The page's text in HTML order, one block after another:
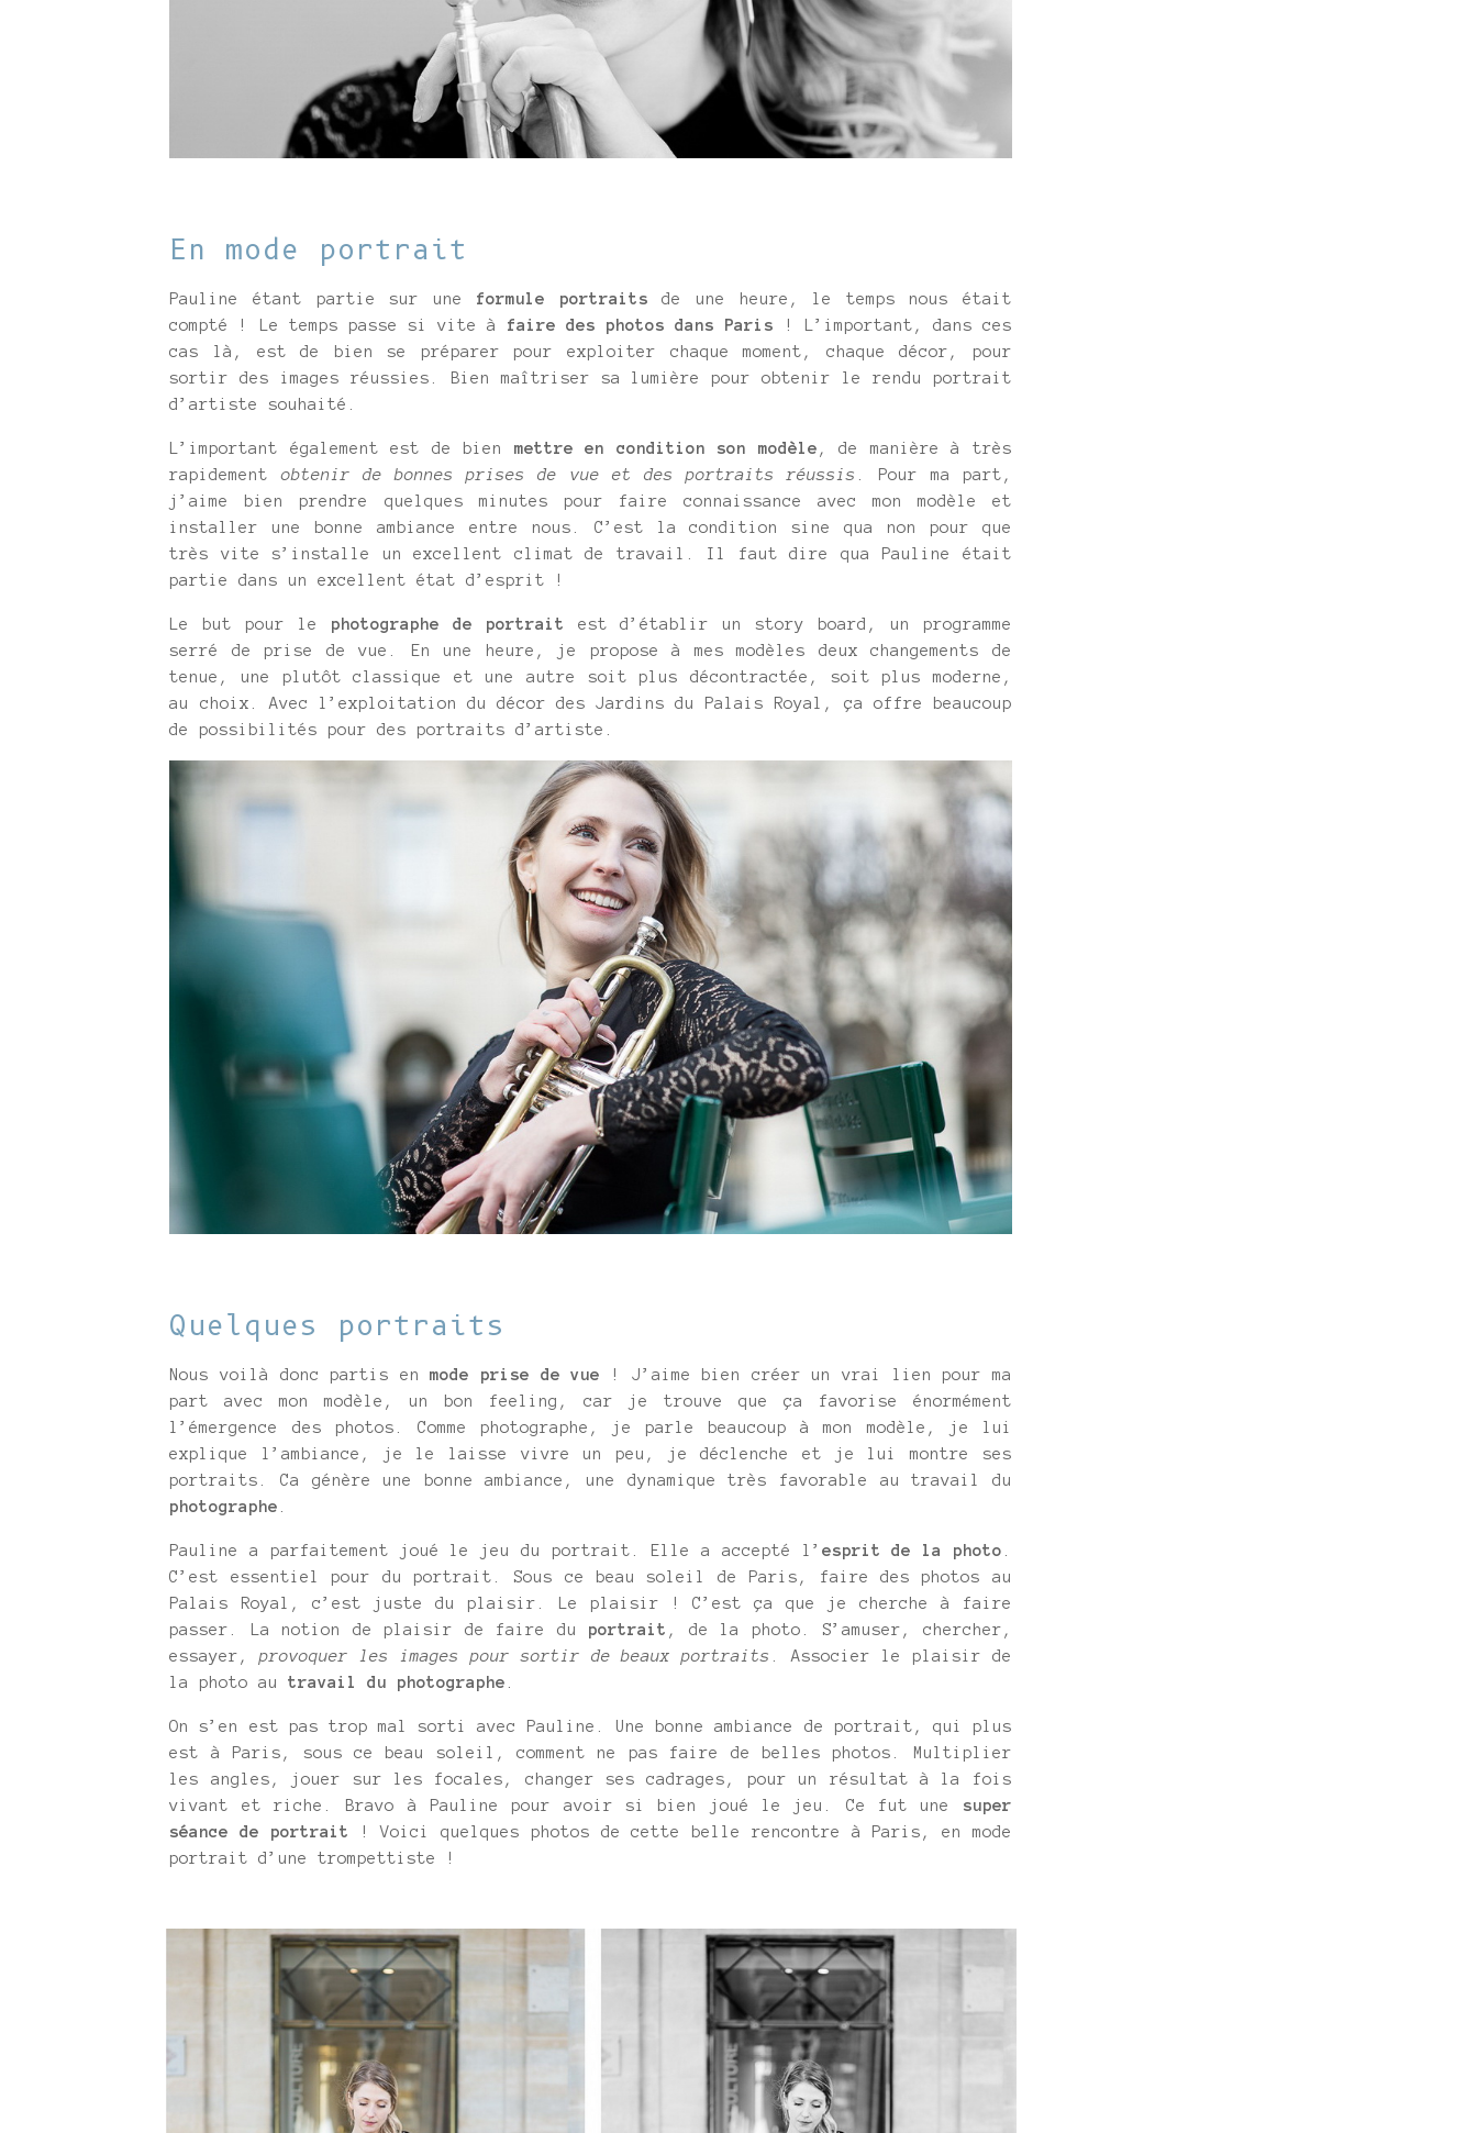
En mode portrait
Pauline étant partie sur une formule portraits de une heure, le temps nous était
compté ! Le temps passe si vite à faire des photos dans Paris ! L’important, dans ces
cas là, est de bien se préparer pour exploiter chaque moment, chaque décor, pour
sortir des images réussies. Bien maîtriser sa lumière pour obtenir le rendu portrait
d’artiste souhaité.
L’important également est de bien mettre en condition son modèle , de manière à très
rapidementobtenir de bonnes prises de vue et des portraits réussis . Pour ma part,
j’aime bien prendre quelques minutes pour faire connaissance avec mon modèle et
installer une bonne ambiance entre nous. C’est la condition sine qua non pour que
très vite s’installe un excellent climat de travail. Il faut dire qua Pauline était
partie dans un excellent état d’esprit !
Le but pour le photographe de portrait
est d’établir un story board, un programme
serré de prise de vue. En une heure, je propose à mes modèles deux changements de
tenue, une plutôt classique et une autre soit plus décontractée, soit plus moderne,
au choix. Avec l’exploitation du décor des Jardins du Palais Royal, ça offre beaucoup
de possibilités pour des portraits d’artiste.
Quelques portraits
Nous voilà donc partis enmode prise de vue ! J’aime bien créer un vrai lien pour ma
part avec mon modèle, un bon feeling, car je trouve que ça favorise énormément
l’émergence des photos. Comme photographe, je parle beaucoup à mon modèle, je lui
explique l’ambiance, je le laisse vivre un peu, je déclenche et je lui montre ses
portraits. Ca génère une bonne ambiance, une dynamique très favorable au travail du
photographe
Pauline a parfaitement joué le jeu du portrait. Elle a accepté l’ esprit de la photo
C’est essentiel pour du portrait. Sous ce beau soleil de Paris, faire des photos au
Palais Royal, c’est juste du plaisir. Le plaisir ! C’est ça que je cherche à faire
passer. La notion de plaisir de faire du portrait , de la photo. S’amuser, chercher,
essayer,provoquer les images pour sortir de beaux portraits
. Associer le plaisir de
la photo autravail du photographe
On s’en est pas trop mal sorti avec Pauline. Une bonne ambiance de portrait, qui plus
est à Paris, sous ce beau soleil, comment ne pas faire de belles photos. Multiplier
les angles, jouer sur les focales, changer ses cadrages, pour un résultat à la fois
vivant et riche. Bravo à Pauline pour avoir si bien joué le jeu. Ce fut une super
séance de portrait
! Voici quelques photos de cette belle rencontre à Paris, en mode
portrait d’une trompettiste !